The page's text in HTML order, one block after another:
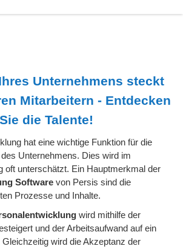
Unternehmens steckt
Mitarbeitern - Entdecken
die Talente!
hat eine wichtige Funktion für die
Unternehmens. Dies wird im
oft unterschätzt. Ein Hauptmerkmal der
Software von Persis sind die
Prozesse und Inhalte.
wird mithilfe der
und der Arbeitsaufwand auf ein
wird die Akzeptanz der